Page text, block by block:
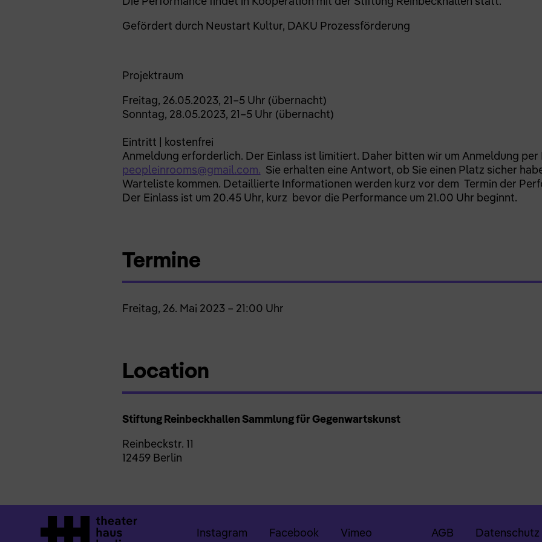
Gefördert durch Neustart Kultur, DAKU Prozessförderung
Projektraum
Freitag, 26.05.2023, 21–5 Uhr (übernacht)
Sonntag, 28.05.2023, 21–5 Uhr (übernacht)
Eintritt | kostenfrei
Anmeldung erforderlich. Der Einlass ist limitiert. Daher bitten wir um Anmeldung per
peopleinrooms@gmail.com. Sie erhalten eine Antwort, ob Sie einen Platz sicher
Warteliste kommen. Detaillierte Informationen werden kurz vor dem Termin der
Der Einlass ist um 20.45 Uhr, kurz bevor die Performance um 21.00 Uhr beginnt.
Termine
Freitag, 26. Mai 2023 – 21:00 Uhr
Location
Stiftung Reinbeckhallen Sammlung für Gegenwartskunst
Reinbeckstr. 11
12459 Berlin
Instagram Facebook Vimeo AGB Datenschutz